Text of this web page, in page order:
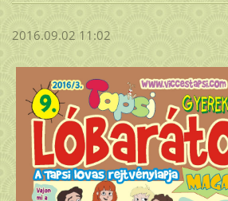
2016.09.02 11:02